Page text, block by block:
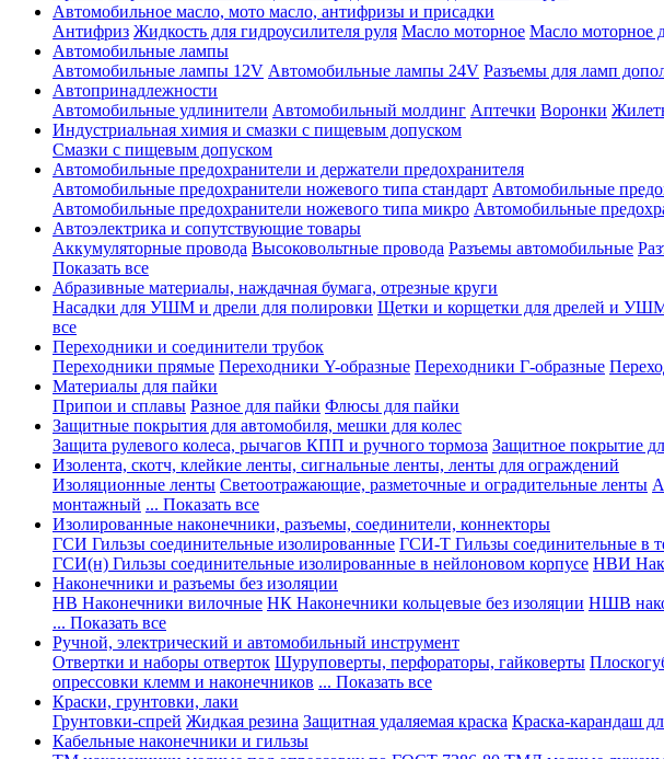
Автомобильное масло, мото масло, антифризы и присадки
Антифриз Жидкость для гидроусилителя руля Масло моторное Масло моторное
Автомобильные лампы
Автомобильные лампы 12V Автомобильные лампы 24V Разъемы для ламп
Автопринадлежности
Автомобильные удлинители Автомобильный молдинг Аптечки Воронки
Индустриальная химия и смазки с пищевым допуском
Смазки с пищевым допуском
Автомобильные предохранители и держатели предохранителя
Автомобильные предохранители ножевого типа стандарт Автомобильные
Автомобильные предохранители ножевого типа микро Автомобильные
Автоэлектрика и сопутствующие товары
Аккумуляторные провода Высоковольтные провода Разъемы автомобильные
Показать все
Абразивные материалы, наждачная бумага, отрезные круги
Насадки для УШМ и дрели для полировки Щетки и корщетки для дрелей и
все
Переходники и соединители трубок
Переходники прямые Переходники Y-образные Переходники Г-образные
Материалы для пайки
Припои и сплавы Разное для пайки Флюсы для пайки
Защитные покрытия для автомобиля, мешки для колес
Защита рулевого колеса, рычагов КПП и ручного тормоза Защитное покрытие
Изолента, скотч, клейкие ленты, сигнальные ленты, ленты для ограждений
Изоляционные ленты Светоотражающие, разметочные и оградительные ленты
монтажный ... Показать все
Изолированные наконечники, разъемы, соединители, коннекторы
ГСИ Гильзы соединительные изолированные ГСИ-Т Гильзы соединительные в
ГСИ(н) Гильзы соединительные изолированные в нейлоновом корпусе НВИ
Наконечники и разъемы без изоляции
НВ Наконечники вилочные НК Наконечники кольцевые без изоляции НШВ
... Показать все
Ручной, электрический и автомобильный инструмент
Отвертки и наборы отверток Шуруповерты, перфораторы, гайковерты
опрессовки клемм и наконечников ... Показать все
Краски, грунтовки, лаки
Грунтовки-спрей Жидкая резина Защитная удаляемая краска Краска-карандаш
Кабельные наконечники и гильзы